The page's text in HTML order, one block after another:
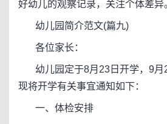
好幼儿的观察记录，关注个体差异
幼儿园简介范文(篇九)
各位家长：
幼儿园定于8月23日开学，9月2
现将开学有关事宜通知如下：
一、体检安排